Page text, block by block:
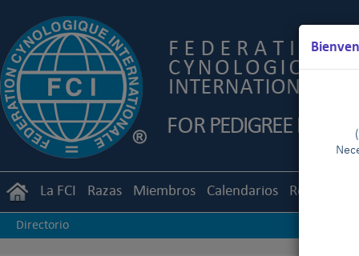
La FCI Razas Miembros Calendarios
Directorio